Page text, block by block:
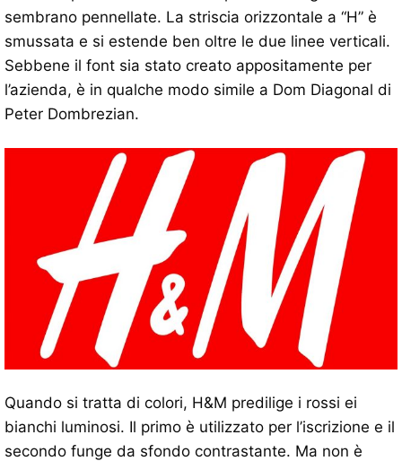
sembrano pennellate. La striscia orizzontale a “H” è
smussata e si estende ben oltre le due linee verticali.
Sebbene il font sia stato creato appositamente per
l’azienda, è in qualche modo simile a Dom Diagonal di
Peter Dombrezian.
Quando si tratta di colori, H&M predilige i rossi ei
bianchi luminosi. Il primo è utilizzato per l’iscrizione e il
secondo funge da sfondo contrastante. Ma non è